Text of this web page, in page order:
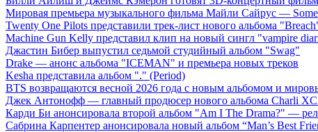
Мировая премьера музыкального фильма Майли Сайрус —
Twenty One Pilots представили трек-лист нового альбома
Machine Gun Kelly представил клип на новый сингл "vampire
Джастин Бибер выпустил седьмой студийный альбом "Swag"
Drake — анонс альбома "ICEMAN" и премьера новых треков
Kesha представила альбом "." (Period)
BTS возвращаются весной 2026 года с новым альбомом и
Джек Антонофф — главный продюсер нового альбома Charli
Карди Би анонсировала второй альбом "Am I The Drama?" —
Сабрина Карпентер анонсировала новый альбом “Man’s Best